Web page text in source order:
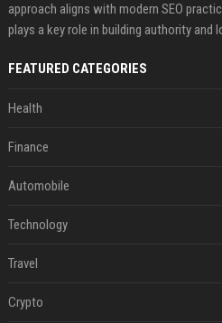
approach aligns with modern SEO
plays a key role in building authority and
FEATURED CATEGORIES
Health
Finance
Automobile
Technology
Travel
Crypto